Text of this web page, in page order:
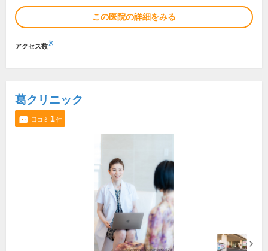
この医院の詳細をみる
アクセス数※
葛クリニック
口コミ 1件